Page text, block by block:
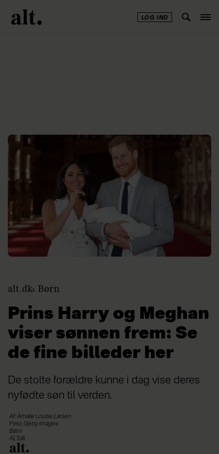
LOG IND
alt.dk Børn
Prins Harry og Meghan
viser sønnen frem: Se
de fine billeder her
De stolte forældre kunne i dag vise deres
nyfødte søn til verden.
Af: Amalie Louise Larsen
Foto: Getty Images
Børn
ALT.dk